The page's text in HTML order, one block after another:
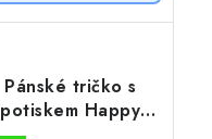
Pánské tričko s
potiskem Happy